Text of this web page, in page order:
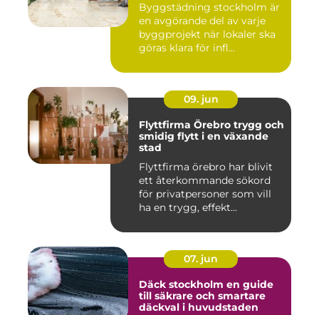
Byggstädning stockholm är
en avgörande del av varje
byggprojekt när lokaler ska
göras klara för infl...
09. jun
Flyttfirma Örebro trygg och
smidig flytt i en växande
stad
Flyttfirma örebro har blivit
ett återkommande sökord
för privatpersoner som vill
ha en trygg, effekt...
07. jun
Däck stockholm en guide
till säkrare och smartare
däckval i huvudstaden